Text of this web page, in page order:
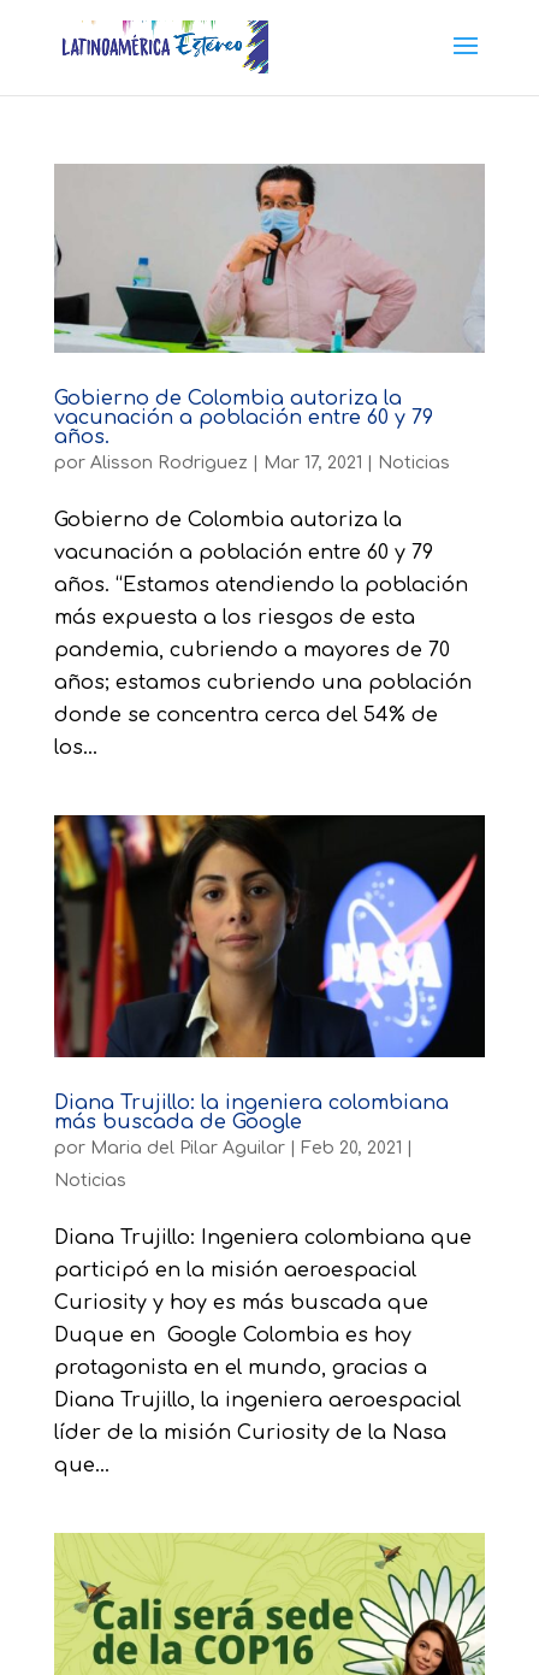
Gobierno de Colombia autoriza la
vacunación a población entre 60 y 79
años.
por Alisson Rodriguez Mar 17, 2021 Noticias
Gobierno de Colombia autoriza la
vacunación a población entre 60 y 79
años. “Estamos atendiendo la población
más expuesta a los riesgos de esta
pandemia, cubriendo a mayores de 70
años; estamos cubriendo una población
donde se concentra cerca del 54% de
los...
Diana Trujillo: la ingeniera colombiana
más buscada de Google
por Maria del Pilar Aguilar| Feb 20, 2021
Noticias
Diana Trujillo: Ingeniera colombiana que
participó en la misión aeroespacial
Curiosity y hoy es más buscada que
Duque en Google Colombia es hoy
protagonista en el mundo, gracias a
Diana Trujillo, la ingeniera aeroespacial
líder de la misión Curiosity de la Nasa
que...